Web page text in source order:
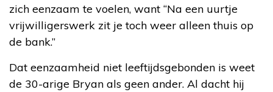
zich eenzaam te voelen, want “Na een uurtje
vrijwilligerswerk zit je toch weer alleen thuis op
de bank.”
Dat eenzaamheid niet leeftijdsgebonden is weet
de 30-arige Bryan als geen ander. Al dacht hij